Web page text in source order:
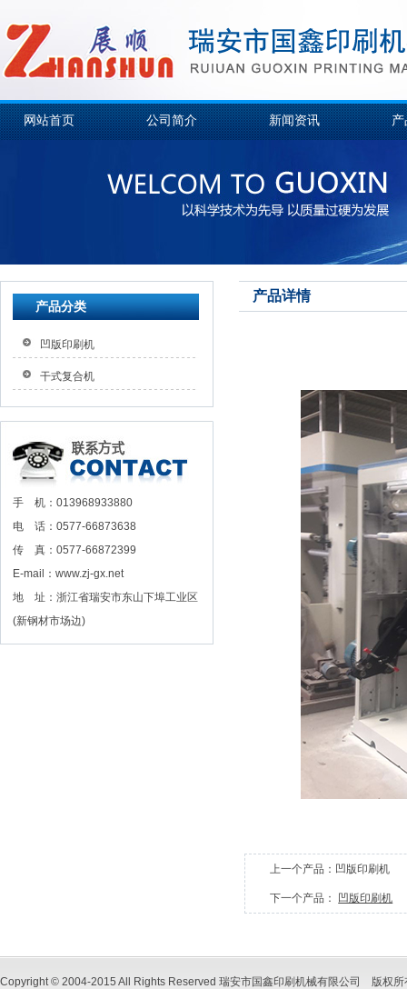
网站首页 公司简介 新闻资讯
产品详情
上一个产品： 凹版印刷机
下一个产品： 凹版印刷机
产品分类
凹版印刷机
干式复合机
手 机：013968933880
电 话：0577-66873638
传 真：0577-66872399
E-mail：www.zj-gx.net
地 址：浙江省瑞安市东山下埠工业区
(新钢材市场边)
Copyright © 2004-2015 All Rights Reserved 瑞安市国鑫印刷机械有限公司 版权所